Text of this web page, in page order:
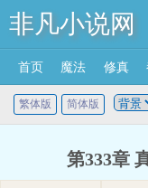
非凡小说网
首页 魔法 修真
繁体版 简体版
第333章